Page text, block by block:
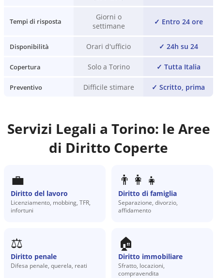
Tempi di risposta
Giorni o
settimane
✓ Entro 24 ore
Disponibilità Orari d'ufficio ✓ 24h su 24
Copertura Solo a Torino ✓ Tutta Italia
Preventivo Difficile stimare ✓ Scritto, prima
Servizi Legali a Torino: le Aree
di Diritto Coperte
💼
Diritto del lavoro
Licenziamento, mobbing, TFR,
infortuni
👨‍👩‍👧
Diritto di famiglia
Separazione, divorzio,
affidamento
⚖️
Diritto penale
Difesa penale, querela, reati
🏠
Diritto immobiliare
Sfratto, locazioni,
compravendita